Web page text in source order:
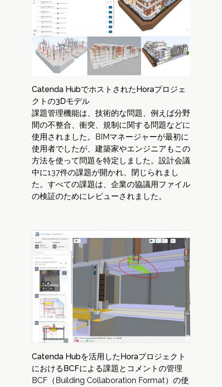
Catenda HubでホストされたHoraプロジェ
クトの3Dモデル
課題管理機能は、技術的な問題、例えば分野
間の不整合、衝突、規制に関する問題などに
使用されました。BIMマネージャーが最初に
使用者でしたが、建築家やエンジニアもこの
方法を使って問題を特定しました。設計会議
中に137件の課題が開かれ、閉じられまし
た。すべての課題は、企業の協議用ファイル
の検証のためにレビューされました。
Catenda Hubを活用したHoraプロジェクト
におけるBCFによる課題とコメントの管理
BCF（Building Collaboration Format）の使